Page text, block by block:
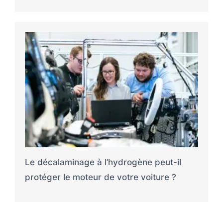
Le décalaminage à l’hydrogène peut-il
protéger le moteur de votre voiture ?